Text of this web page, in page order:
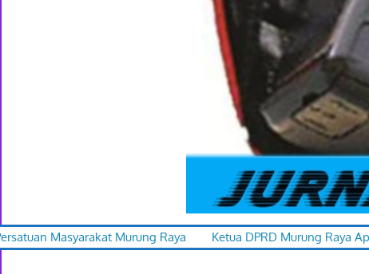
Raya Ketua DPRD Murung Raya Apresiasi Karnaval